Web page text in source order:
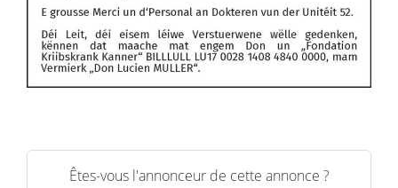
Êtes-vous l'annonceur de cette annonce ?